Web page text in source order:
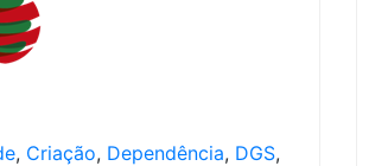
, Criação, Dependência, DGS,